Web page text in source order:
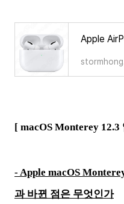
[ macOS Monterey 12.3
- Apple macOS
과 바뀐 점은 무엇인가